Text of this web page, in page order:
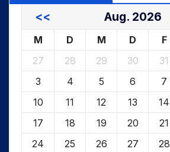
<< Aug. 2026
M D M D F
27
28 29 30 31
3
4 5 6 7
10
11 12 13 14
17
18 19 20 21
24
25 26 27 28